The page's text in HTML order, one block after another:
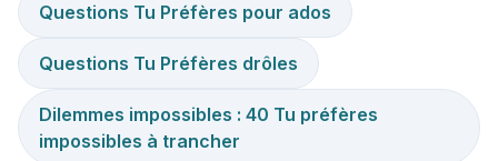
Questions Tu Préfères pour ados
Questions Tu Préfères drôles
Dilemmes impossibles : 40 Tu préfères
impossibles à trancher